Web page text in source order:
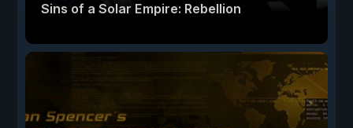
Sins of a Solar Empire: Rebellion